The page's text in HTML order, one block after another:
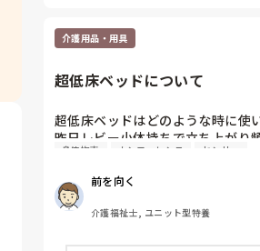
介護用品・用具
超低床ベッドについて
超低床ベッドはどのような時に使
昨日レビー小体持ちで立ち上がり
高い人のカンファレンスを行いま
その中で日中から就寝時までの見
りと色々したわけですが、僕が夜
てくる事がありセンサーが鳴った
ておりすぐに1人で歩かれてしま
重大な外傷事故になる可能性が高
身体拘束 カンファレンス センサー
前を向く
介護福祉士, ユニット型特養